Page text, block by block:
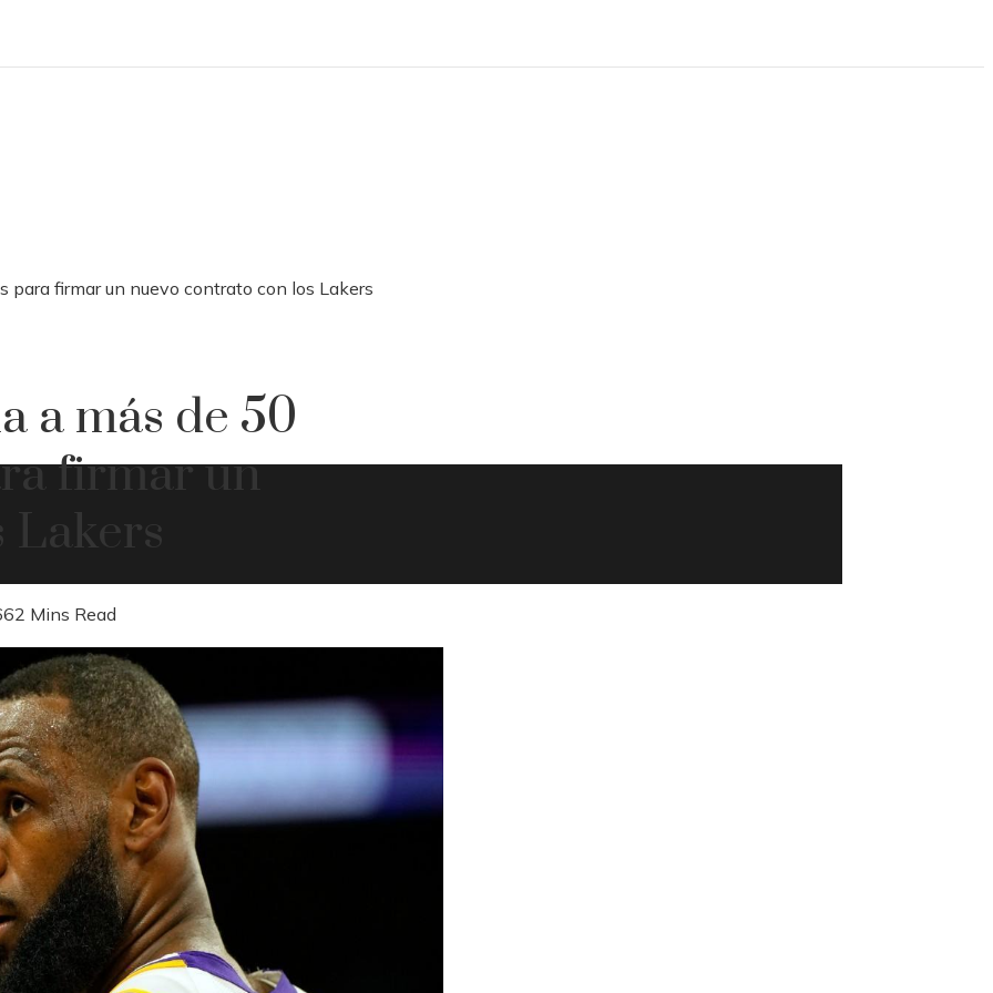
para firmar un nuevo contrato con los Lakers
a más de 50
firmar un
Lakers
2 Mins Read